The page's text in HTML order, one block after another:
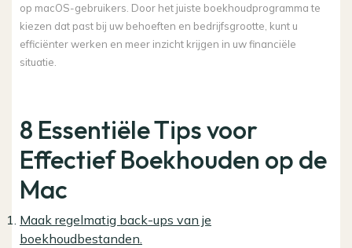
op macOS-gebruikers. Door het juiste boekhoudprogramma te
kiezen dat past bij uw behoeften en bedrijfsgrootte, kunt u
efficiënter werken en meer inzicht krijgen in uw financiële
situatie.
8 Essentiële Tips voor
Effectief Boekhouden op de
Mac
Maak regelmatig back-ups van je
boekhoudbestanden.